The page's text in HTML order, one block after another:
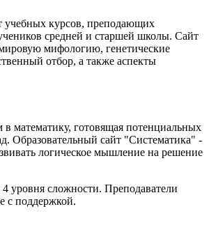
курсов, преподающих
средней и старшей школы. Сайт
мифологию, генетические
отбор, а также аспекты
математику, готовящая потенциальных
Образовательный сайт "Систематика" -
логическое мышление на решение
уровня сложности. Преподаватели
с поддержкой.